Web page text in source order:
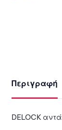
Περιγραφή
DELOCK